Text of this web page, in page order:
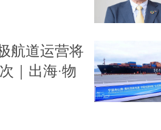
航道运营将
｜出海·物